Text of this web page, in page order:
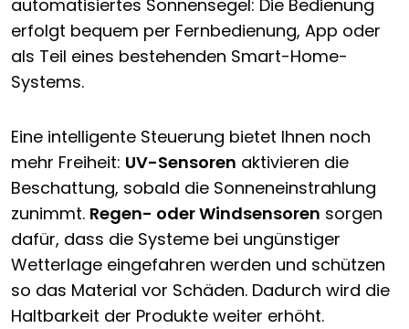
automatisiertes Sonnensegel: Die Bedienung
erfolgt bequem per Fernbedienung, App oder
als Teil eines bestehenden Smart-Home-
Systems.
Eine intelligente Steuerung bietet Ihnen noch
mehr Freiheit: UV-Sensoren aktivieren die
Beschattung, sobald die Sonneneinstrahlung
zunimmt. Regen- oder Windsensoren sorgen
dafür, dass die Systeme bei ungünstiger
Wetterlage eingefahren werden und schützen
so das Material vor Schäden. Dadurch wird die
Haltbarkeit der Produkte weiter erhöht.